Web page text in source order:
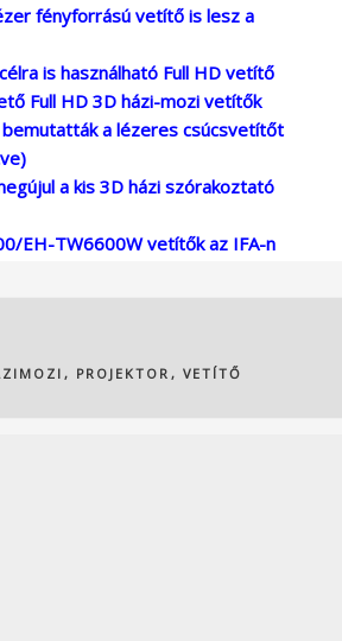
fényforrású vetítő is lesz a
is használható Full HD vetítő
Full HD 3D házi-mozi vetítők
bemutatták a lézeres csúcsvetítőt
a kis 3D házi szórakoztató
EH-TW6600W vetítők az IFA-n
, PROJEKTOR , VETÍTŐ